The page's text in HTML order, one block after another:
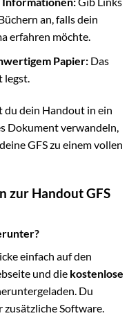
an, falls dein
erfahren möchte.
Papier:Das
legst.
du dein Handout in ein
Dokument verwandeln,
GFS zu einem vollen
zur Handout GFS
einfach auf den
und die kostenlose
Du
Software.